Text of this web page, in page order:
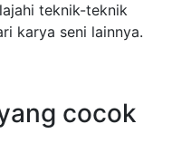
teknik-teknik
karya seni lainnya.
cocok